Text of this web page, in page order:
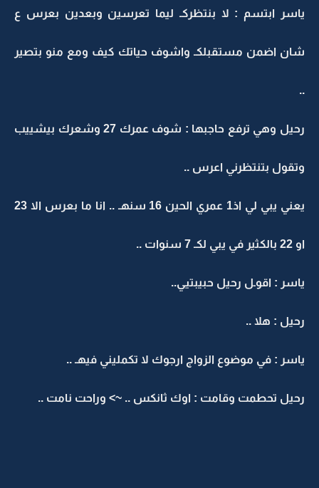
ياسر ابتسم : لا بنتظركـ ليما تعرسين وبعدين بعرس ع
شان اضمن مستقبلكـ واشوف حياتك كيف ومع منو بتصير
..
رحيل وهي ترفع حاجبها : شوف عمرك 27 وشعرك بيشييب
وتقول بتنتظرني اعرس ..
يعني يبي لي اذ1 عمري الحين 16 سنهـ .. انا ما بعرس الا 23
او 22 بالكثير في يبي لكـ 7 سنوات ..
ياسر : اقوـل رحيل حبيبتيي..
رحيل : هلا ..
ياسر : في موضوع الزواج ارجوك لا تكمليني فيهـ ..
رحيل تحطمت وقامت : اوك ثانكس .. ~> وراحت نامت ..